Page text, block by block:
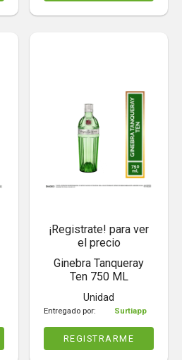
¡Registrate! para ver
el precio
Ginebra Tanqueray
Ten 750 ML
Unidad
Entregado por: Surtiapp
REGISTRARME